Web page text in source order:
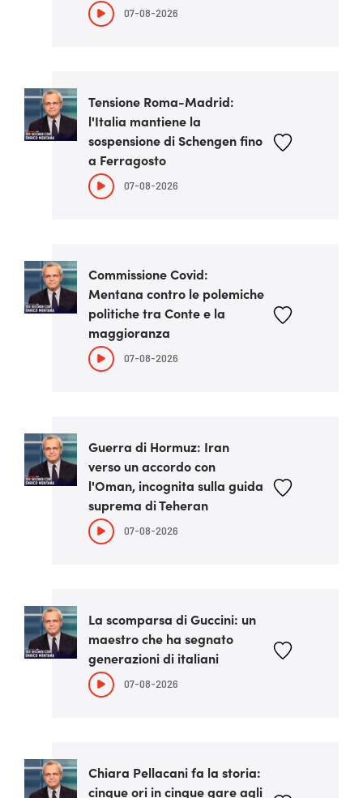
07-08-2026
Tensione Roma-Madrid:
l'Italia mantiene la
sospensione di Schengen fino
a Ferragosto
07-08-2026
Commissione Covid:
Mentana contro le polemiche
politiche tra Conte e la
maggioranza
07-08-2026
Guerra di Hormuz: Iran
verso un accordo con
l'Oman, incognita sulla guida
suprema di Teheran
07-08-2026
La scomparsa di Guccini: un
maestro che ha segnato
generazioni di italiani
07-08-2026
Chiara Pellacani fa la storia:
cinque ori in cinque gare agli